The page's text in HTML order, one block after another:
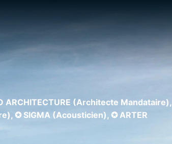
(Architecte Mandataire),
✪ SIGMA (Acousticien), ✪ ARTER